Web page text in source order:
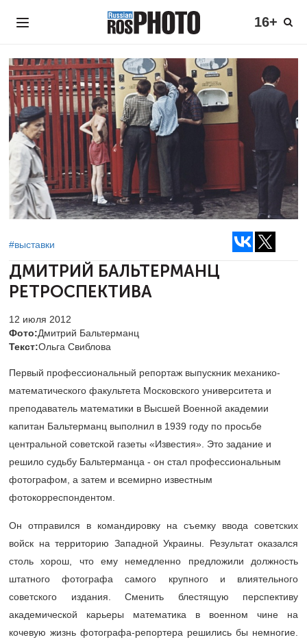
16+
#выставки
ДМИТРИЙ БАЛЬТЕРМАНЦ
РЕТРОСПЕКТИВА
12 июля 2012
Фото:Дмитрий Бальтерманц
Текст:Ольга Свиблова
Первый профессиональный репортаж выпускник механико-
математического факультета Московского университета и
преподаватель математики в Высшей Военной академии
капитан Бальтерманц выполнил в 1939 году по просьбе
центральной советской газеты «Известия». Это задание и
решило судьбу Бальтерманца - он стал профессиональным
фотографом, а затем и всемирно известным
фотокорреспондентом.
Он отправился в командировку на съемку ввода советских
войск на территорию Западной Украины. Результат оказался
столь хорош, что ему немедленно предложили должность
штатного фотографа самого крупного и влиятельного
советского издания. Сменить блестящую перспективу
академической карьеры математика в военном чине на
кочевую жизнь фотографа-репортера решились бы немногие.